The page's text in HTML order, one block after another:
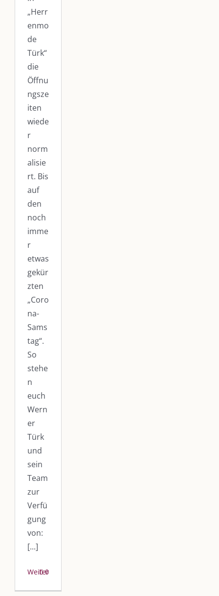
„Herr
enmo
de
Türk“
die
Öffnu
ngsze
iten
wiede
r
norm
alisie
rt. Bis
auf
den
noch
imme
r
etwas
gekür
zten
„Coro
na-
Sams
tag“.
So
stehe
n
euch
Wern
er
Türk
und
sein
Team
zur
Verfü
gung
von:
[...]
Weiterlesen
0